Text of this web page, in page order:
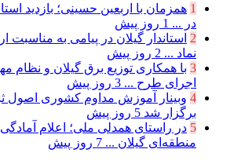
1 همزمان با اربعین حسینی؛ بازدید
در ... 1 روز پیش
2 استاندار گیلان در پیامی به مناسبت
نماد ... 2 روز پیش
3 با همکاری توزیع برق گیلان و نظام
اجرای طرح ... 3 روز پیش
4 وبینار آموزش مداوم کشوری اصول
برگزار شد 5 روز پیش
5 در راستای همدلی ملی؛ اعلام
منطقه‌ای گیلان ... 7 روز پیش